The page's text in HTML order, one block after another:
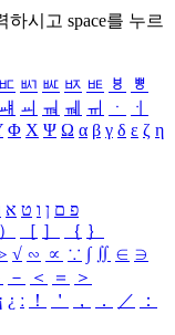
하시고 space를 누르
ㅳ ㅴ ㅵ ㅶ ㅷ ㅸ
ㅹ
ㆈ ㆉ ㆊ ㆋ ㆌ ㆍ
ㆎ
Φ Χ Ψ Ω α β γ δ ε ζ η
פ ם ן ו ט א
） ［ ］ ｛ ｝
√ ∽ ∝ ∵ ∫ ∬ ∈ ∋
－ ＜ ＝
＞
¡ ¿ ː ！ ＇ ， ． ／
：